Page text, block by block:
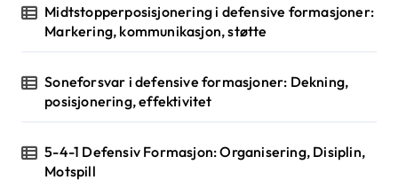
i
o
n
Midtstopperposisjonering i defensive formasjoner:
Markering, kommunikasjon, støtte
Soneforsvar i defensive formasjoner: Dekning,
posisjonering, effektivitet
5-4-1 Defensiv Formasjon: Organisering, Disiplin,
Motspill